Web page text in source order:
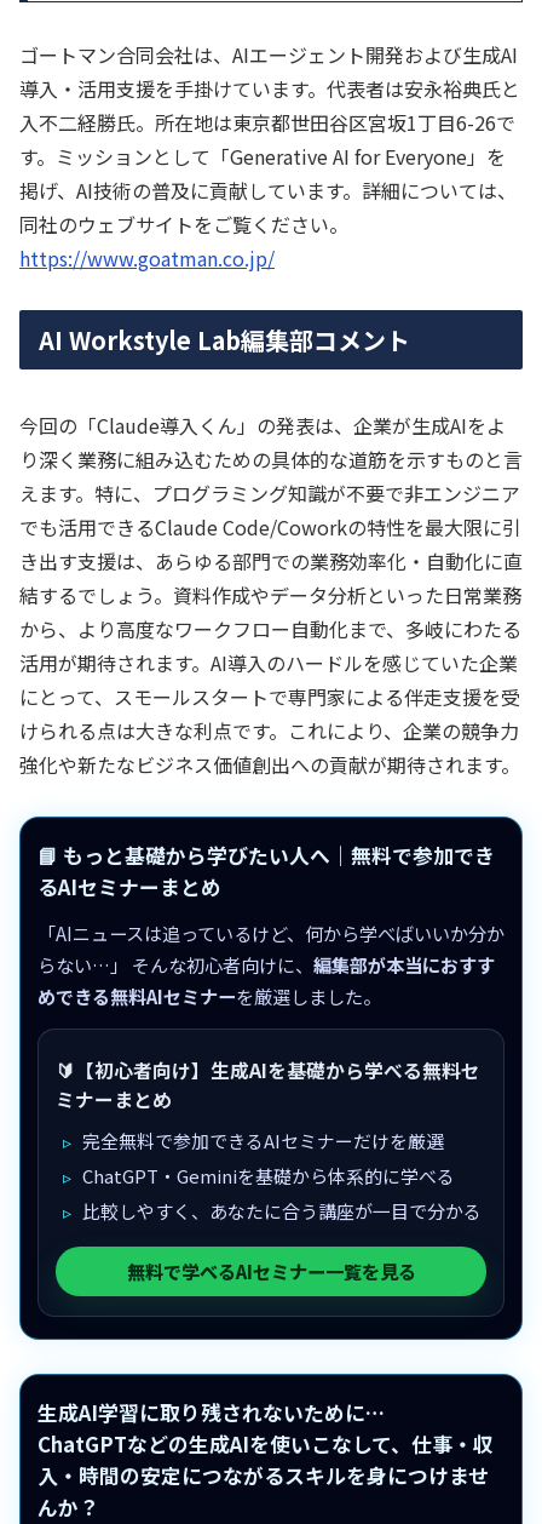
ゴートマン合同会社は、AIエージェント開発および生成AI
導入・活用支援を手掛けています。代表者は安永裕典氏と
入不二経勝氏。所在地は東京都世田谷区宮坂1丁目6-26で
す。ミッションとして「Generative AI for Everyone」を
掲げ、AI技術の普及に貢献しています。詳細については、
同社のウェブサイトをご覧ください。
https://www.goatman.co.jp/
AI Workstyle Lab編集部コメント
今回の「Claude導入くん」の発表は、企業が生成AIをよ
り深く業務に組み込むための具体的な道筋を示すものと言
えます。特に、プログラミング知識が不要で非エンジニア
でも活用できるClaude Code/Coworkの特性を最大限に引
き出す支援は、あらゆる部門での業務効率化・自動化に直
結するでしょう。資料作成やデータ分析といった日常業務
から、より高度なワークフロー自動化まで、多岐にわたる
活用が期待されます。AI導入のハードルを感じていた企業
にとって、スモールスタートで専門家による伴走支援を受
けられる点は大きな利点です。これにより、企業の競争力
強化や新たなビジネス価値創出への貢献が期待されます。
📘 もっと基礎から学びたい人へ｜無料で参加でき
るAIセミナーまとめ
「AIニュースは追っているけど、何から学べばいいか分か
らない…」 そんな初心者向けに、 編集部が本当におすす
めできる無料AIセミナーを厳選しました。
🔰【初心者向け】生成AIを基礎から学べる無料セ
ミナーまとめ
完全無料で参加できるAIセミナーだけを厳選
ChatGPT・Geminiを基礎から体系的に学べる
比較しやすく、あなたに合う講座が一目で分かる
無料で学べるAIセミナー一覧を見る
生成AI学習に取り残されないために…
ChatGPTなどの生成AIを使いこなして、仕事・収
入・時間の安定につながるスキルを身につけませ
んか？